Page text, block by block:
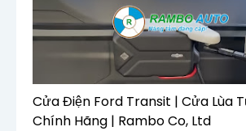
Cửa Điện Ford Transit | Cửa Lùa
Chính Hãng | Rambo Co, Ltd